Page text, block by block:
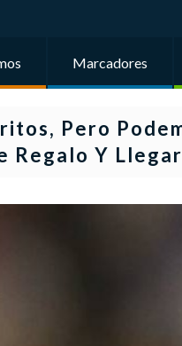
Marcadores
Pero
Regalo Y